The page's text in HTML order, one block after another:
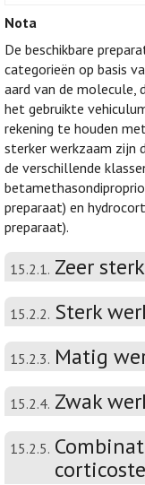
Nota
De beschikbare
categorieën op basis
aard van de molecule,
het gebruikte
rekening te houden
sterker werkzaam zijn
de verschillende
preparaat) en
preparaat).
15.2.1. Zeer
15.2.2. Sterk
15.2.3. Matig
15.2.4. Zwak
15.2.5.